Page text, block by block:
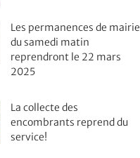
Les permanences de mairie
du samedi matin
reprendront le 22 mars
2025
La collecte des
encombrants reprend du
service!